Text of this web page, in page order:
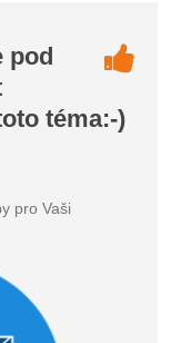
pod
téma:-)
pro Vaši